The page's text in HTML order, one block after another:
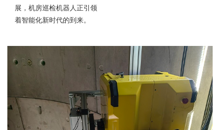
展，机房巡检机器人正引领
着智能化新时代的到来。